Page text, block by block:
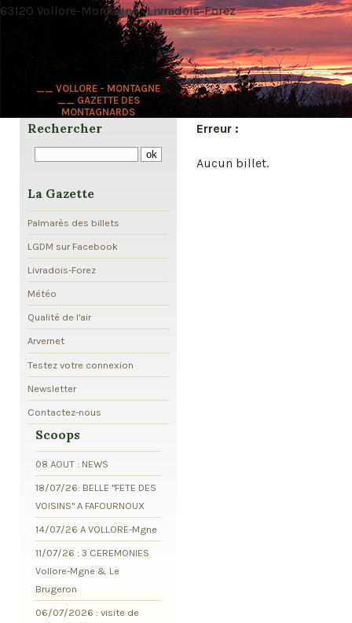
__ VOLLORE - MONTAGNE
__ GAZETTE DES
MONTAGNARDS
63120 Vollore-Montagne · Livradois-Forez
Erreur :
Aucun billet.
Rechercher
La Gazette
Palmarès des billets
LGDM sur Facebook
Livradois-Forez
Météo
Qualité de l'air
Arvernet
Testez votre connexion
Newsletter
Contactez-nous
Scoops
08 AOUT : NEWS
18/07/26: BELLE "FETE DES
VOISINS" A FAFOURNOUX
14/07/26 A VOLLORE-Mgne
11/07/26 : 3 CEREMONIES
Vollore-Mgne & Le
Brugeron
06/07/2026 : visite de